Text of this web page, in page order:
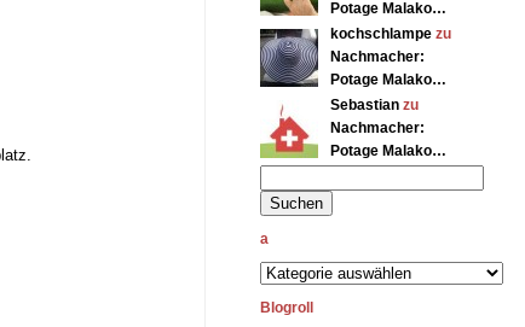
Potage Malako…
kochschlampe zu
Nachmacher:
Potage Malako…
Sebastian zu
Nachmacher:
Potage Malako…
a
Blogroll